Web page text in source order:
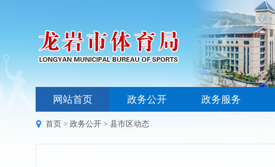
网站首页 政务公开 政务服务
首页 > 政务公开 > 县市区动态